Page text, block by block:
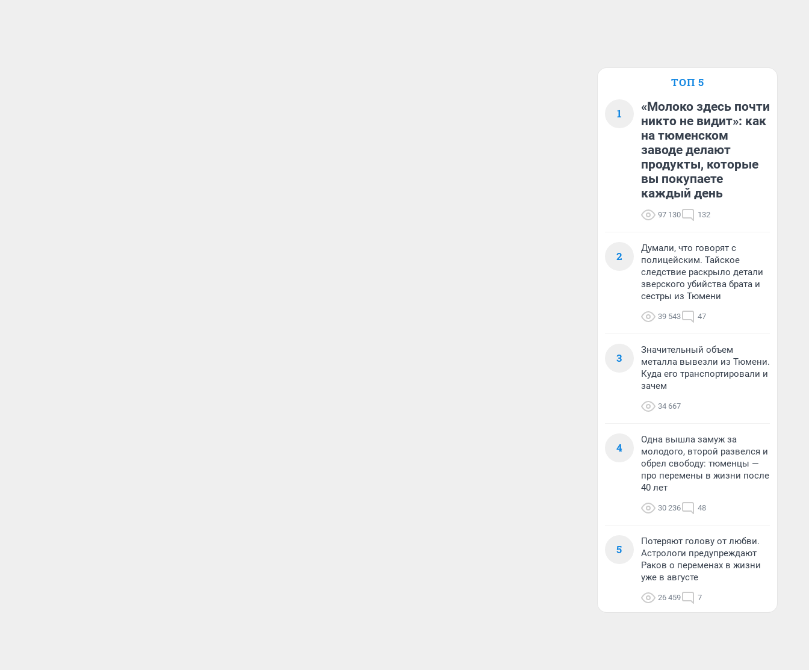
ТОП 5
1
«Молоко здесь почти
никто не видит»: как
на тюменском
заводе делают
продукты, которые
вы покупаете
каждый день
97 130 132
2
Думали, что говорят с
полицейским. Тайское
следствие раскрыло детали
зверского убийства брата и
сестры из Тюмени
39 543 47
3
Значительный объем
металла вывезли из Тюмени.
Куда его транспортировали и
зачем
34 667
4
Одна вышла замуж за
молодого, второй развелся и
обрел свободу: тюменцы —
про перемены в жизни после
40 лет
30 236 48
5
Потеряют голову от любви.
Астрологи предупреждают
Раков о переменах в жизни
уже в августе
26 459 7